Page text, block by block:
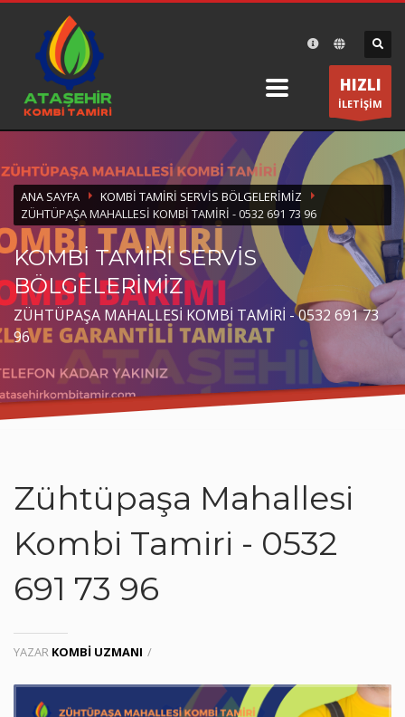
DESTEK
Ataşehir Kombi Tamiri olarak bir telefon kadar size
yakınız.
ÇALIŞMA SAATLERİ
Pazartesi-Cumartesi 8:30 19:30
HIZLI
İLETİŞİM
ANA SAYFA
KOMBI TAMIRI SERVIS BÖLGELERIMIZ
ZÜHTÜPAŞA MAHALLESI KOMBI TAMIRI - 0532 691 73 96
KOMBİ TAMİRİ SERVİS
BÖLGELERİMİZ
ZÜHTÜPAŞA MAHALLESİ KOMBİ TAMİRİ - 0532 691 73
96
Zühtüpaşa Mahallesi
Kombi Tamiri - 0532
691 73 96
YAZAR KOMBI UZMANI /